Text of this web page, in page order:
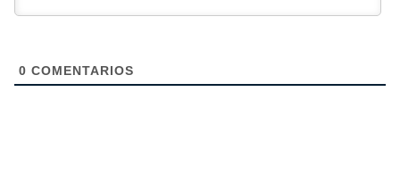
0 COMENTARIOS